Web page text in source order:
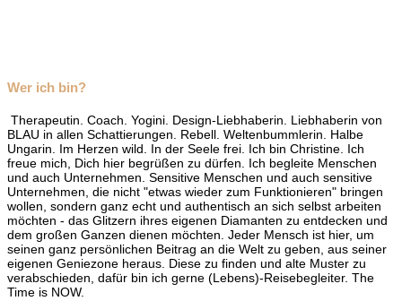
Wer ich bin?
Therapeutin. Coach. Yogini. Design-Liebhaberin. Liebhaberin von
BLAU in allen Schattierungen. Rebell. Weltenbummlerin. Halbe
Ungarin. Im Herzen wild. In der Seele frei. Ich bin Christine. Ich
freue mich, Dich hier begrüßen zu dürfen. Ich begleite Menschen
und auch Unternehmen. Sensitive Menschen und auch sensitive
Unternehmen, die nicht "etwas wieder zum Funktionieren" bringen
wollen, sondern ganz echt und authentisch an sich selbst arbeiten
möchten - das Glitzern ihres eigenen Diamanten zu entdecken und
dem großen Ganzen dienen möchten. Jeder Mensch ist hier, um
seinen ganz persönlichen Beitrag an die Welt zu geben, aus seiner
eigenen Geniezone heraus. Diese zu finden und alte Muster zu
verabschieden, dafür bin ich gerne (Lebens)-Reisebegleiter. The
Time is NOW.